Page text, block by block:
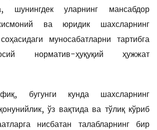
шунингдек уларнинг мансабдор
ва юридик шахсларнинг
муносабатларни тартибга
норматив-ҳуқуқий ҳужжат
бугунги кунда шахсларнинг
ўз вақтида ва тўлиқ кўриб
нисбатан талабларнинг бир